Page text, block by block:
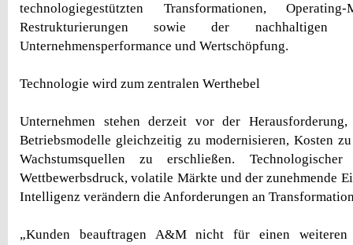
technologiegestützten Transformationen, Operating-
Restrukturierungen sowie der nachhaltigen
Unternehmensperformance und Wertschöpfung.
Technologie wird zum zentralen Werthebel
Unternehmen stehen derzeit vor der
Betriebsmodelle gleichzeitig zu modernisieren, Kosten
Wachstumsquellen zu erschließen.
Wettbewerbsdruck, volatile Märkte und der zunehmende
Intelligenz verändern die Anforderungen an
„Kunden beauftragen A&M nicht für einen weiteren